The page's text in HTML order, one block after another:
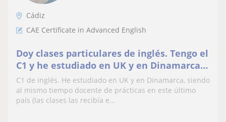
Cádiz
CAE Certificate in Advanced English
Doy clases particulares de inglés. Tengo el
C1 y he estudiado en UK y en Dinamarca
(siendo el inglés el idioma usado en este
país para los estudios)
C1 de inglés. He estudiado en UK y en Dinamarca, siendo
al mismo tiempo docente de prácticas en este último
país (las clases las recibía e...